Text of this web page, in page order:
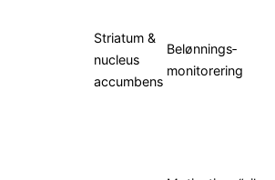
Striatum &
nucleus
accumbens
Belønnings­
monitorering